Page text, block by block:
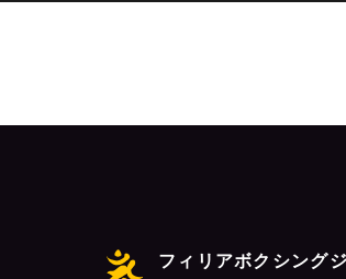
フィリアボクシング